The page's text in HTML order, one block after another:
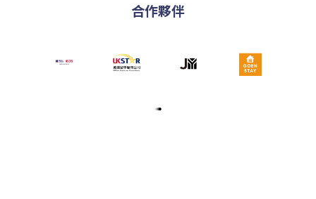
合作夥伴